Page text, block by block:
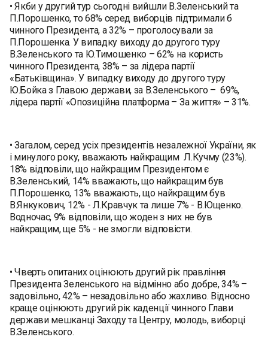
• Якби у другий тур сьогодні вийшли В.Зеленський та
П.Порошенко, то 68% серед виборців підтримали б
чинного Президента, а 32% – проголосували за
П.Порошенка. У випадку виходу до другого туру
В.Зеленського та Ю.Тимошенко – 62% на користь
чинного Президента, 38% – за лідера партії
«Батьківщина». У випадку виходу до другого туру
Ю.Бойка з Главою держави, за В.Зеленського – 69%,
лідера партії «Опозиційна платформа – За життя» – 31%.
• Загалом, серед усіх президентів незалежної України, як
і минулого року, вважають найкращим Л.Кучму (23%).
18% відповіли, що найкращим Президентом є
В.Зеленський, 14% вважають, що найкращим був
П.Порошенко, 13% вважають, що найкращим був
В.Янкукович, 12% - Л.Кравчук та лише 7% - В.Ющенко.
Водночас, 9% відповіли, що жоден з них не був
найкращим, ще 5% - не змогли відповісти.
• Чверть опитаних оцінюють другий рік правління
Президента Зеленського на відмінно або добре, 34% –
задовільно, 42% – незадовільно або жахливо. Відносно
краще оцінюють другий рік каденції чинного Глави
держави мешканці Заходу та Центру, молодь, виборці
В.Зеленського.